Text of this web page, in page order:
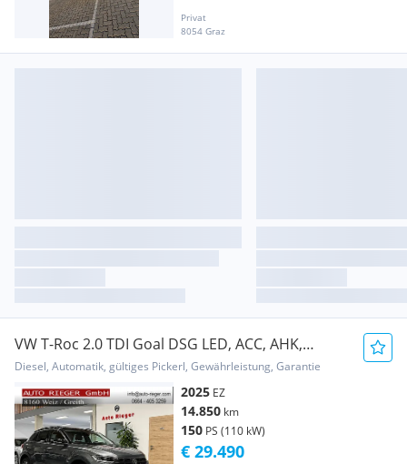
Privat
8054 Graz
VW T-Roc 2.0 TDI Goal DSG LED, ACC, AHK,
Kamera, G...
Diesel, Automatik, gültiges Pickerl, Gewährleistung, Garantie
2025 EZ
14.850 km
150 PS (110 kW)
€ 29.490